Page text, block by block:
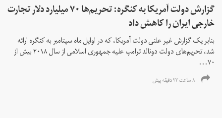
گزارش دولت آمریکا به کنگره: تحریم‌ها ۷۰ میلیارد دلار تجارت
خارجی ایران را کاهش داد
بنابر یک گزارش غیر علنی دولت آمریکا، که در اوایل ماه سپتامبر به کنگره ارائه
شد، تحریم‌های دولت دونالد ترامپ علیه جمهوری اسلامی از سال ۲۰۱۸ بیش از
۷۰...
۸ ساعت ۲۳ دقیقه پیش